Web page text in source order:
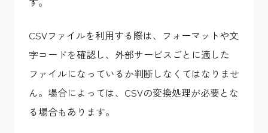
CSVファイルを利用する際は、フォーマットや文
字コードを確認し、外部サービスごとに適した
ファイルになっているか判断しなくてはなりませ
ん。場合によっては、CSVの変換処理が必要とな
る場合もあります。